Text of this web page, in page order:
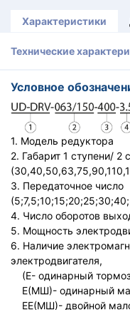
Характеристики
Технические
Условное
1. Модель редуктора
2. Габарит 1 ступени/ 2
3. Передаточное число
4. Число оборотов
5. Мощность
6. Наличие
электродвигателя,
(Е- одинарный
Е(МШ)- одинарный
ЕЕ(МШ)- двойной